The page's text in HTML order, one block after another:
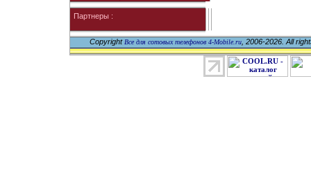
Партнеры :
Copyright Все для сотовых телефонов 4-Mobile.ru, 2006-2026. All